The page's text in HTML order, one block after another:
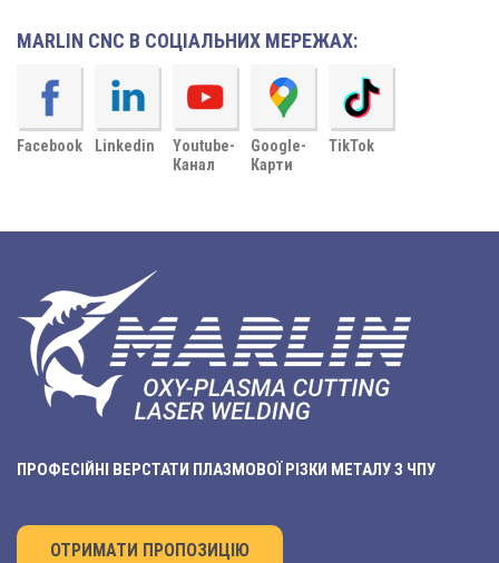
MARLIN CNC В СОЦІАЛЬНИХ МЕРЕЖАХ:
Facebook Linkedin
Youtube-
Канал
Google-
Карти
TikTok
ПРОФЕСІЙНІ ВЕРСТАТИ ПЛАЗМОВОЇ РІЗКИ МЕТАЛУ З ЧПУ
ОТРИМАТИ ПРОПОЗИЦІЮ